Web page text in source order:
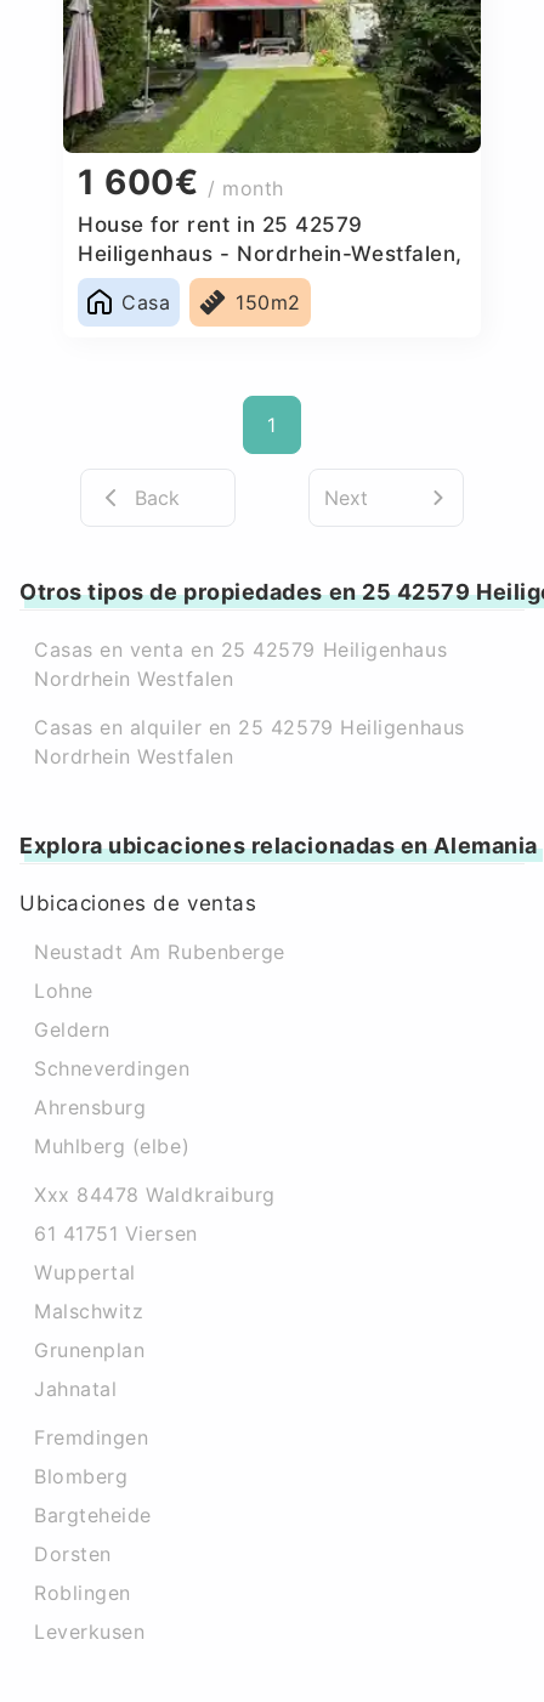
1 600€ / month
House for rent in 25 42579
Heiligenhaus - Nordrhein-Westfalen,
Germany
Casa
150m2
1
Back Next
Otros tipos de propiedades en 25 42579
Casas en venta en 25 42579 Heiligenhaus
Nordrhein Westfalen
Casas en alquiler en 25 42579 Heiligenhaus
Nordrhein Westfalen
Explora ubicaciones relacionadas en Alemania
Ubicaciones de ventas
Neustadt Am Rubenberge
Lohne
Geldern
Schneverdingen
Ahrensburg
Muhlberg (elbe)
Xxx 84478 Waldkraiburg
61 41751 Viersen
Wuppertal
Malschwitz
Grunenplan
Jahnatal
Fremdingen
Blomberg
Bargteheide
Dorsten
Roblingen
Leverkusen